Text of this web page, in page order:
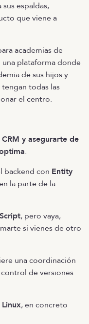
espaldas,
que viene a
academias de
plataforma donde
de sus hijos y
todas las
el centro.
y asegurarte de
.
backend con Entity
la parte de la
, pero vaya,
si vienes de otro
una coordinación
de versiones
Linux, en concreto